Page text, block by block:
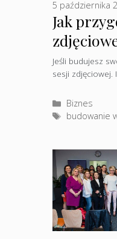
Jak
5 października
Jeśli budujesz
sesji
Kategorie
Biznes
Tagi
budowanie